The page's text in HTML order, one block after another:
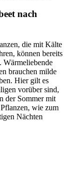
nach
die mit Kälte
können bereits
Wärmeliebende
brauchen milde
Hier gilt es
vorüber sind,
der Sommer mit
wie zum
Nächten